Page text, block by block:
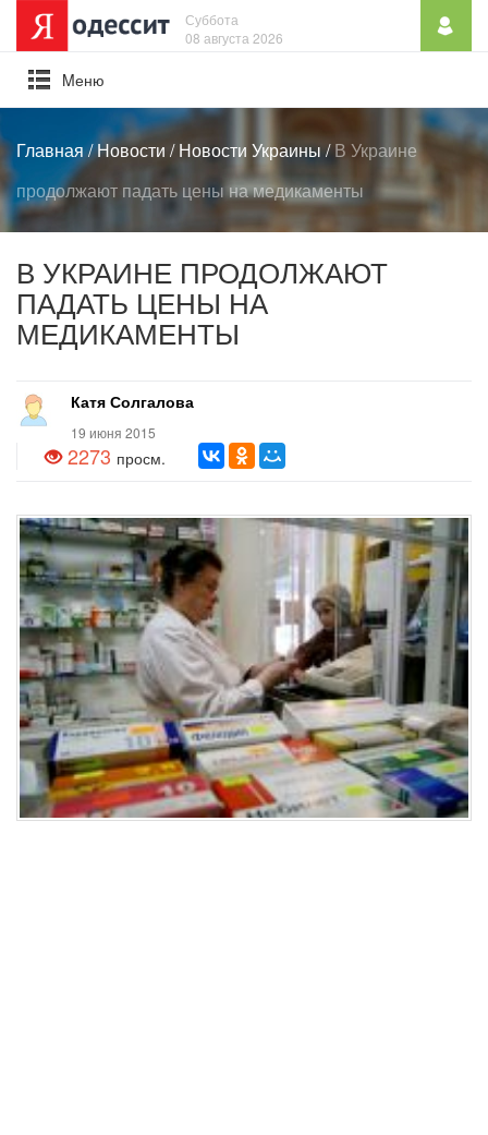
Суббота
08 августа 2026
Mеню
Главная/Новости /Новости Украины/В Украине
продолжают падать цены на медикаменты
В УКРАИНЕ ПРОДОЛЖАЮТ
ПАДАТЬ ЦЕНЫ НА
МЕДИКАМЕНТЫ
Катя Солгалова
19 июня 2015
2273 просм.